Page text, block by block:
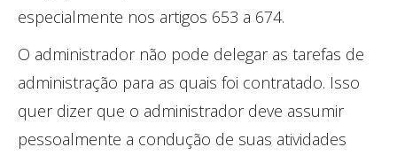
especialmente nos artigos 653 a 674.
O administrador não pode delegar as tarefas de
administração para as quais foi contratado. Isso
quer dizer que o administrador deve assumir
pessoalmente a condução de suas atividades